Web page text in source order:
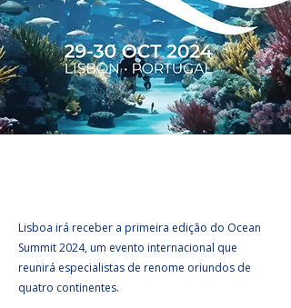
Lisboa irá receber a primeira edição do Ocean
Summit 2024, um evento internacional que
reunirá especialistas de renome oriundos de
quatro continentes.